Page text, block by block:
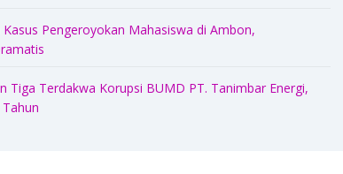
Pengeroyokan Mahasiswa di Ambon,
Tiga Terdakwa Korupsi BUMD PT. Tanimbar Energi,